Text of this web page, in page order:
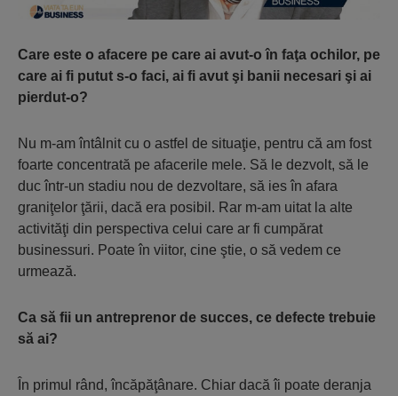
Care este o afacere pe care ai avut-o în faţa ochilor, pe
care ai fi putut s-o faci, ai fi avut şi banii necesari şi ai
pierdut-o?
Nu m-am întâlnit cu o astfel de situaţie, pentru că am fost
foarte concentrată pe afacerile mele. Să le dezvolt, să le
duc într-un stadiu nou de dezvoltare, să ies în afara
graniţelor ţării, dacă era posibil. Rar m-am uitat la alte
activităţi din perspectiva celui care ar fi cumpărat
businessuri. Poate în viitor, cine ştie, o să vedem ce
urmează.
Ca să fii un antreprenor de succes, ce defecte trebuie
să ai?
În primul rând, încăpăţânare. Chiar dacă îi poate deranja